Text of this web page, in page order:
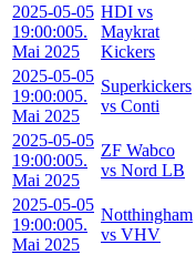
2025-05-05
19:00:005.
Mai 2025
HDI vs
Maykrat
Kickers
2025-05-05
19:00:005.
Mai 2025
Superkickers
vs Conti
2025-05-05
19:00:005.
Mai 2025
ZF Wabco
vs Nord LB
2025-05-05
19:00:005.
Mai 2025
Notthingham
vs VHV